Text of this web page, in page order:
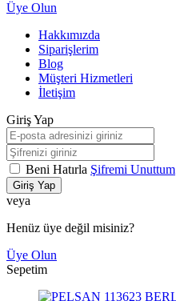
Üye Olun
Hakkımızda
Siparişlerim
Blog
Müşteri Hizmetleri
İletişim
Giriş Yap
Beni Hatırla Şifremi Unuttum
Giriş Yap
veya
Henüz üye değil misiniz?
Üye Olun
Sepetim